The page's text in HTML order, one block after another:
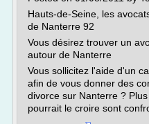
Hauts-de-Seine, les
de Nanterre 92
Vous désirez trouver un
autour de Nanterre
Vous sollicitez l'aide d'un
afin de vous donner des
divorce sur Nanterre ?
pourrait le croire sont